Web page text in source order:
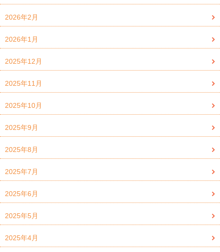
2026年2月
2026年1月
2025年12月
2025年11月
2025年10月
2025年9月
2025年8月
2025年7月
2025年6月
2025年5月
2025年4月